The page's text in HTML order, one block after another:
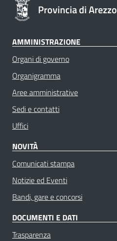
Provincia di Arezzo
AMMINISTRAZIONE
Organi di governo
Organigramma
Aree amministrative
Sedi e contatti
Uffici
NOVITÀ
Comunicati stampa
Notizie ed Eventi
Bandi, gare e concorsi
DOCUMENTI E DATI
Trasparenza